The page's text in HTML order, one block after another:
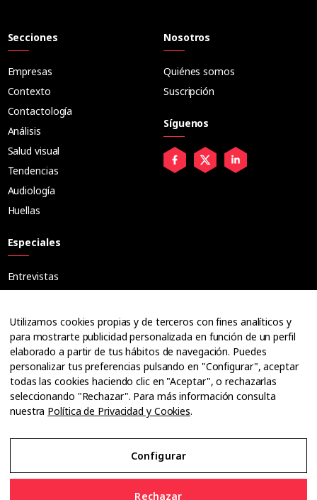
Secciones
Empresas
Contexto
Contactología
Análisis
Salud visual
Tendencias
Audiología
Huellas
Especiales
Entrevistas
Ópticos
Cuadernos
Guías
Dossier
Anuarios
Ofertas de empleo
Nosotros
Quiénes somos
Suscripción
Síguenos
Utilizamos cookies propias y de terceros con fines analíticos y
para mostrarte publicidad personalizada en función de un perfil
elaborado a partir de tus hábitos de navegación. Puedes
personalizar tus preferencias pulsando en "Configurar", aceptar
todas las cookies haciendo clic en "Aceptar", o rechazarlas
seleccionando "Rechazar". Para más información consulta
nuestra Política de Privacidad y Cookies.
Configurar
Rechazar
Aviso Legal